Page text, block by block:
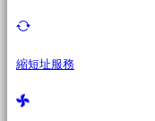
縮短址服務